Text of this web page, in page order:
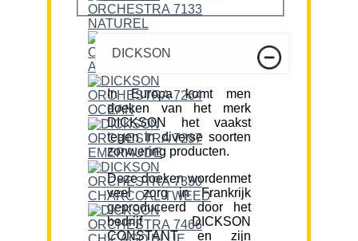
DICKSON
In Europa komt men
doeken van het merk
DICKSON het vaakst
tegen in diverse soorten
zonwering producten.
Deze doeken wordenmet
veel zorg in Frankrijk
geproduceerd door het
bedrijf DICKSON
CONSTANT en zijn